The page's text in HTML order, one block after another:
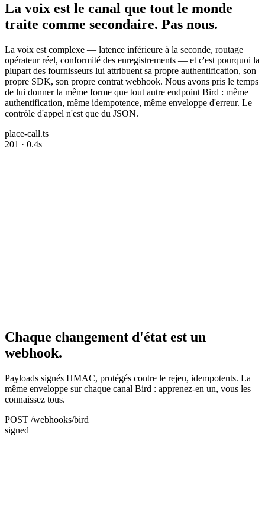
La voix est le canal que tout le monde
traite comme secondaire. Pas nous.
La voix est complexe — latence inférieure à la seconde, routage
opérateur réel, conformité des enregistrements — et c'est pourquoi la
plupart des fournisseurs lui attribuent sa propre authentification, son
propre SDK, son propre contrat webhook. Nous avons pris le temps
de lui donner la même forme que tout autre endpoint Bird : même
authentification, même idempotence, même enveloppe d'erreur. Le
contrôle d'appel n'est que du JSON.
place-call.ts
201 · 0.4s
Chaque changement d'état est un
webhook.
Payloads signés HMAC, protégés contre le rejeu, idempotents. La
même enveloppe sur chaque canal Bird : apprenez-en un, vous les
connaissez tous.
POST /webhooks/bird
signed